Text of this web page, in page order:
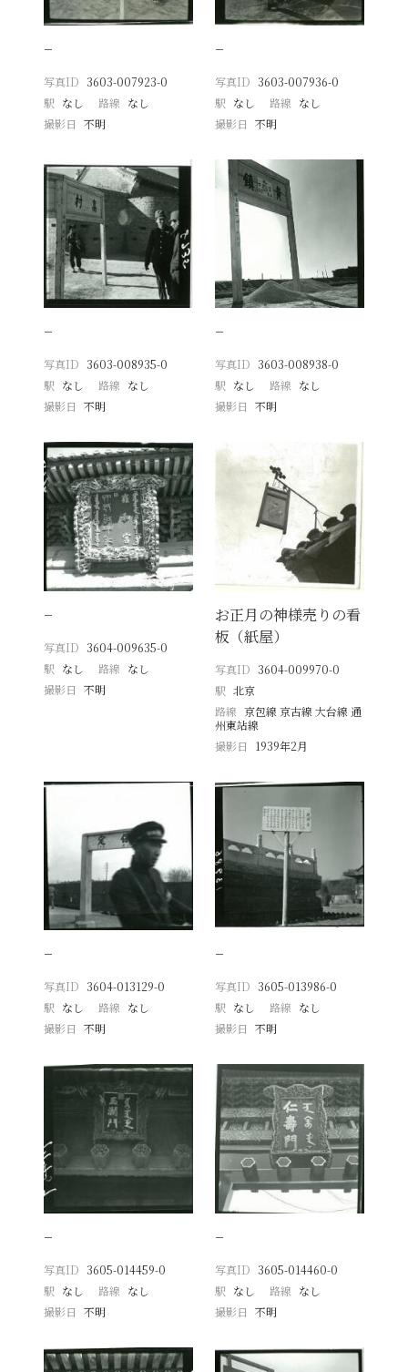
−
写真ID 3603-007923-0
駅 なし 路線 なし
撮影日
不明
−
写真ID 3603-007936-0
駅 なし 路線 なし
撮影日 不明
−
写真ID 3603-008935-0
駅 なし 路線 なし
撮影日
不明
−
写真ID 3603-008938-0
駅 なし 路線 なし
撮影日 不明
−
写真ID 3604-009635-0
駅 なし 路線 なし
撮影日
不明
お正月の神様売りの看
板（紙屋）
写真ID 3604-009970-0
駅 北京
路線 京包線 京古線 大台線 通
州東站線
撮影日
1939年2月
−
写真ID 3604-013129-0
駅 なし 路線 なし
撮影日
不明
−
写真ID 3605-013986-0
駅 なし 路線 なし
撮影日 不明
−
写真ID 3605-014459-0
駅 なし 路線 なし
撮影日
不明
−
写真ID 3605-014460-0
駅 なし 路線 なし
撮影日 不明